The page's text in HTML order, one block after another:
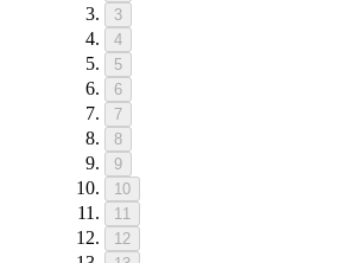
3
4
5
6
7
8
9
10
11
12